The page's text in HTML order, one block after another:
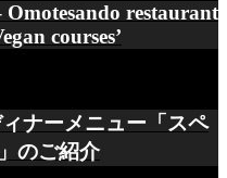
Omotesando restaurant
courses’
ナーメニュー「スペ
のご紹介